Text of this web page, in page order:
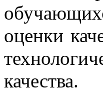
оценки
качества.